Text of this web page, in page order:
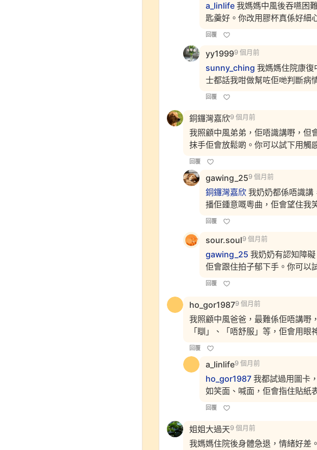
a_linlife 我媽媽中風後吞嚥困
匙羹好。你改用膠杯真係好細
回覆
yy19999 個月前
sunny_ching 我媽媽住院康復
士都話我咁做幫咗佢哋判斷病
回覆
銅鑼灣嘉欣9 個月前
我照顧中風弟弟，佢唔識講嘢，但
抹手佢會放鬆啲。你可以試下用觸
回覆
gawing_259 個月前
銅鑼灣嘉欣 我奶奶都係唔識講
播佢鍾意嘅粵曲，佢會望住我
回覆
sour.soul9 個月前
gawing_25 我奶奶有認知障
佢會跟住拍子郁下手。你可以
回覆
ho_gor19879 個月前
我照顧中風爸爸，最難係佢唔講嘢
「瞓」、「唔舒服」等，佢會用眼
回覆
a_linlife9 個月前
ho_gor1987 我都試過用圖卡
如笑面、喊面，佢會指住貼紙
回覆
姐姐大過天9 個月前
我媽媽住院後身體急退，情緒好差